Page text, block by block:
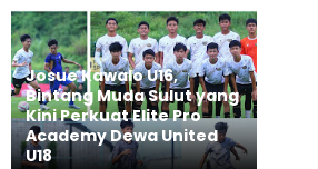
Josue Kawalo U16,
Bintang Muda Sulut yang
Kini Perkuat Elite Pro
Academy Dewa United
U18